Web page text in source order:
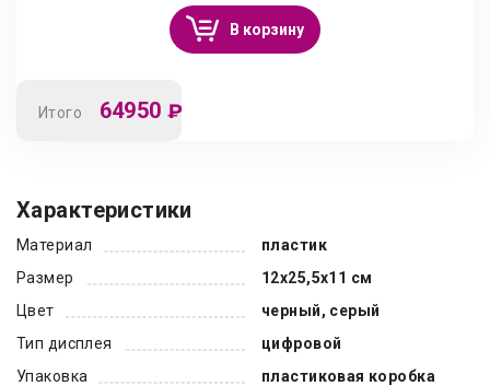
В корзину
Итого 64950 ₽
Характеристики
Материал
пластик
Размер
12х25,5х11 см
Цвет
черный, серый
Тип дисплея
цифровой
Упаковка
пластиковая коробка